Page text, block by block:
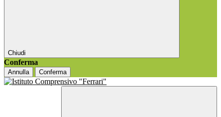
Chiudi
Conferma
Annulla Conferma